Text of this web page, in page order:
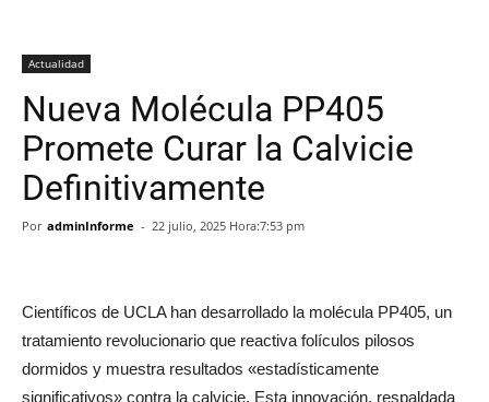
Actualidad
Nueva Molécula PP405
Promete Curar la Calvicie
Definitivamente
Por adminInforme - 22 julio, 2025 Hora:7:53 pm
Científicos de UCLA han desarrollado la molécula PP405, un
tratamiento revolucionario que reactiva folículos pilosos
dormidos y muestra resultados «estadísticamente
significativos» contra la calvicie. Esta innovación, respaldada